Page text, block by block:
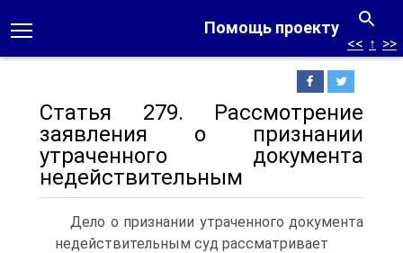
Помощь проекту
<< ↑ >>
Статья 279. Рассмотрение
заявления о признании
утраченного документа
недействительным
Дело о признании утраченного документа
недействительным суд рассматривает